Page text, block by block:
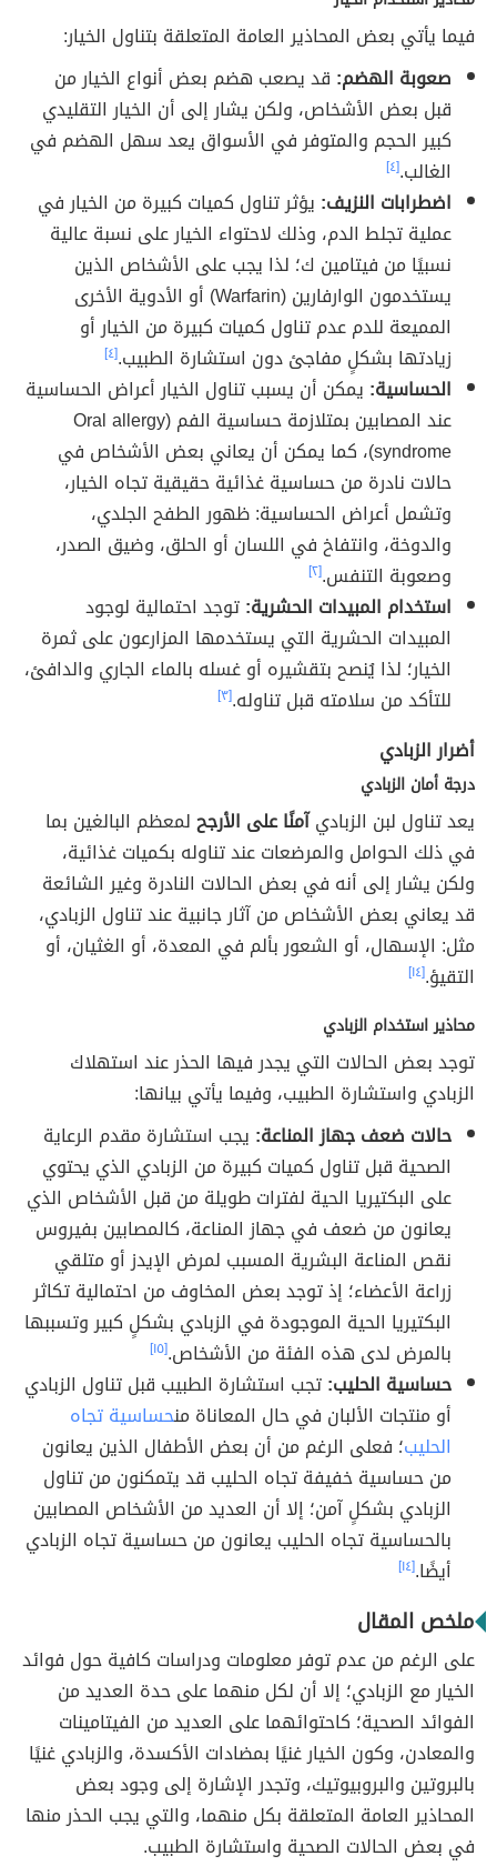
فيما يأتي بعض المحاذير العامة المتعلقة بتناول الخيار:
صعوبة الهضم: قد يصعب هضم بعض أنواع الخيار من
قبل بعض الأشخاص، ولكن يشار إلى أن الخيار التقليدي
كبير الحجم والمتوفر في الأسواق يعد سهل الهضم في
الغالب.[٤]
اضطرابات النزيف: يؤثر تناول كميات كبيرة من الخيار في
عملية تجلط الدم، وذلك لاحتواء الخيار على نسبة عالية
نسبيًا من فيتامين ك؛ لذا يجب على الأشخاص الذين
يستخدمون الوارفارين(Warfarin)
أو الأدوية الأخرى
المميعة للدم عدم تناول كميات كبيرة من الخيار أو
زيادتها بشكلٍ مفاجئ دون استشارة الطبيب.[٤]
الحساسية: يمكن أن يسبب تناول الخيار أعراض الحساسية
عند المصابين بمتلازمة حساسية الفم (Oral allergy
syndrome)، كما يمكن أن يعاني بعض الأشخاص في
حالات نادرة من حساسية غذائية حقيقية تجاه الخيار،
وتشمل أعراض الحساسية: ظهور الطفح الجلدي،
والدوخة، وانتفاخ في اللسان أو الحلق، وضيق الصدر،
وصعوبة التنفس.[٢]
استخدام المبيدات الحشرية:توجد احتمالية لوجود
المبيدات الحشرية التي يستخدمها المزارعون على ثمرة
الخيار؛ لذا يُنصح بتقشيره أو غسله بالماء الجاري والدافئ،
للتأكد من سلامته قبل تناوله.[٣]
أضرار الزبادي
درجة أمان الزبادي
يعد تناول لبن الزباديآمنًا على الأرجحلمعظم البالغين بما
في ذلك الحوامل والمرضعات عند تناوله بكميات غذائية،
ولكن يشار إلى أنه في بعض الحالات النادرة وغير الشائعة
قد يعاني بعض الأشخاص من آثار جانبية عند تناول الزبادي،
مثل: الإسهال، أو الشعور بألم في المعدة، أو الغثيان، أو
التقيؤ.[١٤]
محاذير استخدام الزبادي
توجد بعض الحالات التي يجدر فيها الحذر عند استهلاك
الزبادي واستشارة الطبيب، وفيما يأتي بيانها:
حالات ضعف جهاز المناعة: يجب استشارة مقدم الرعاية
الصحية قبل تناول كميات كبيرة من الزبادي الذي يحتوي
على البكتيريا الحية لفترات طويلة من قبل الأشخاص الذي
يعانون من ضعف في جهاز المناعة، كالمصابين بفيروس
نقص المناعة البشرية المسبب لمرض الإيدز أو متلقي
زراعة الأعضاء؛ إذ توجد بعض المخاوف من احتمالية تكاثر
البكتيريا الحية الموجودة في الزبادي بشكلٍ كبير وتسببها
بالمرض لدى هذه الفئة من الأشخاص.[١٥]
حساسية الحليب:تجب استشارة الطبيب قبل تناول الزبادي
أو منتجات الألبان في حال المعاناة منحساسية تجاه
الحليب؛ فعلى الرغم من أن بعض الأطفال الذين يعانون
من حساسية خفيفة تجاه الحليب قد يتمكنون من تناول
الزبادي بشكلٍ آمن؛ إلا أن العديد من الأشخاص المصابين
بالحساسية تجاه الحليب يعانون من حساسية تجاه الزبادي
أيضًا.[١٤]
ملخص المقال
على الرغم من عدم توفر معلومات ودراسات كافية حول فوائد
الخيار مع الزبادي؛ إلا أن لكل منهما على حدة العديد من
الفوائد الصحية؛ كاحتوائهما على العديد من الفيتامينات
والمعادن، وكون الخيار غنيًا بمضادات الأكسدة، والزبادي غنيًا
بالبروتين والبروبيوتيك، وتجدر الإشارة إلى وجود بعض
المحاذير العامة المتعلقة بكل منهما، والتي يجب الحذر منها
في بعض الحالات الصحية واستشارة الطبيب.